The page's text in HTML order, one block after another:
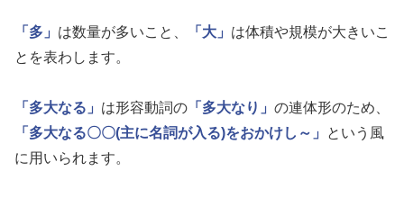
「多」 は数量が多いこと、 「大」 は体積や規模が大きいこ
とを表わします。
「多大なる」 は形容動詞の 「多大なり」 の連体形のため、
「多大なる〇〇(主に名詞が入る)をおかけし～」
という風
に用いられます。